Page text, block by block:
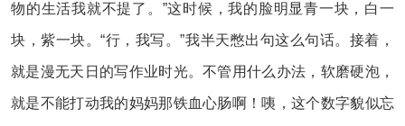
物的生活我就不提了。”这时候，我的脸明显青一块，白一
块，紫一块。“行，我写。”我半天憋出句这么句话。接着，
就是漫无天日的写作业时光。不管用什么办法，软磨硬泡，
就是不能打动我的妈妈那铁血心肠啊！咦，这个数字貌似忘